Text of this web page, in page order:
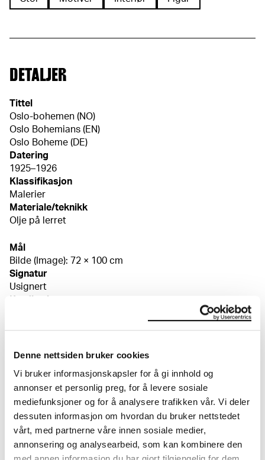
Denne nettsiden bruker cookies
Vi bruker informasjonskapsler for å gi innhold og
annonser et personlig preg, for å levere sosiale
mediefunksjoner og for å analysere trafikken vår. Vi deler
dessuten informasjon om hvordan du bruker nettstedet
vårt, med partnerne våre innen sosiale medier,
annonsering og analysearbeid, som kan kombinere den
DETALJER
Tittel
Oslo-bohemen (NO)
Oslo Bohemians (EN)
Oslo Boheme (DE)
Datering
1925–1926
Klassifikasjon
Malerier
Materiale/teknikk
Olje på lerret
Mål
Bilde (Image): 72 × 100 cm
Signatur
Usignert
(English edition: Towards the Forest. Knausgård on
Westermann, Iris, Munch Själv, utst.kat. Moderna
Museet, 2005, (English edition: Munch by himself),
s. 158ff Eggum, Arne, Edvard Munch og hans modeller,
1912–1943, utst.kat., Oslo 1988, s. 154f Gauguin, Pola,
Edvard Munch, ny utg., Oslo 1946, s. 284 Prestøe, Birgit,
"Minner om Edvard Munch", Edvard Munch som vi kjente
ham. Vennene forteller, Oslo 1946, s. 140
Om verkskatalogen
I verkskatalogen kan du søke i hele Edvard Munchs